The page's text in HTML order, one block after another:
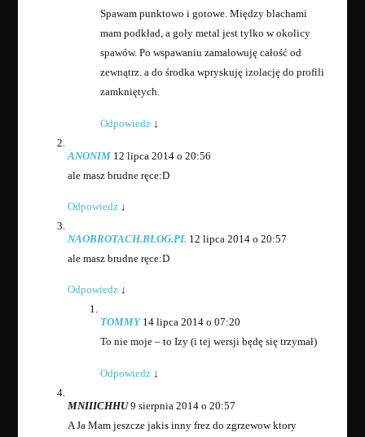
Spawam punktowo i gotowe. Między blachami
mam podkład, a goły metal jest tylko w okolicy
spawów. Po wspawaniu zamalowuję całość od
zewnątrz. a do środka wpryskuję izolację do profili
zamkniętych.
Odpowiedz ↓
ANONIM 12 lipca 2014 o 20:56
ale masz brudne ręce:D
Odpowiedz ↓
NAOBROTACH.BLOG.PL 12 lipca 2014 o 20:57
ale masz brudne ręce:D
Odpowiedz ↓
TOMMY 14 lipca 2014 o 07:20
To nie moje – to Izy (i tej wersji będę się trzymał)
Odpowiedz ↓
MNIIICHHU9 sierpnia 2014 o 20:57
A Ja Mam jeszcze jakis inny frez do zgrzewow ktory